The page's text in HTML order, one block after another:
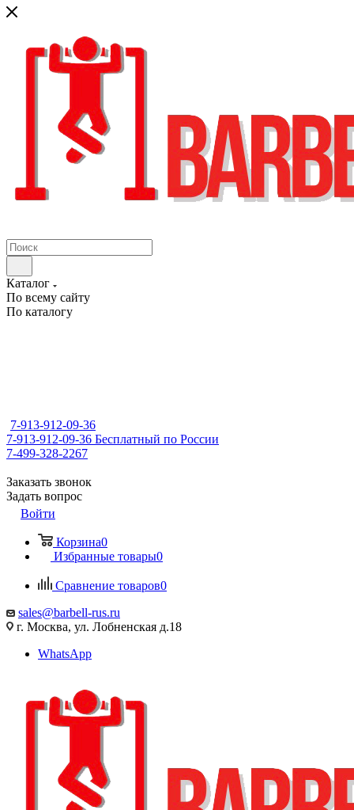
Каталог
По всему сайту
По каталогу
7-913-912-09-36
7-913-912-09-36 Бесплатный по России
7-499-328-2267
Заказать звонок
Задать вопрос
Войти
Корзина0
Избранные товары0
Сравнение товаров0
sales@barbell-rus.ru
г. Москва, ул. Лобненская д.18
WhatsApp